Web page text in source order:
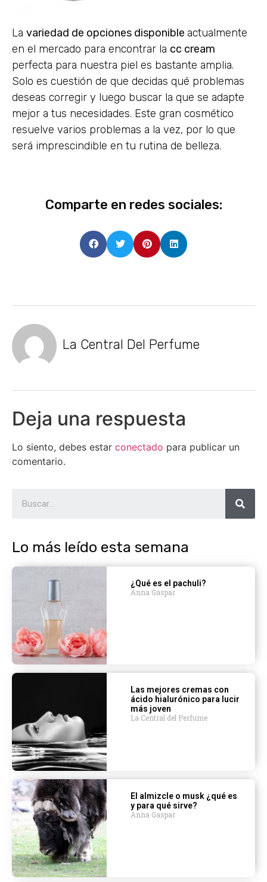
La variedad de opciones disponible actualmente
en el mercado para encontrar la cc cream
perfecta para nuestra piel es bastante amplia.
Solo es cuestión de que decidas qué problemas
deseas corregir y luego buscar la que se adapte
mejor a tus necesidades. Este gran cosmético
resuelve varios problemas a la vez, por lo que
será imprescindible en tu rutina de belleza.
Comparte en redes sociales:
La Central Del Perfume
Deja una respuesta
Lo siento, debes estar conectado para publicar un
comentario.
Lo más leído esta semana
¿Qué es el pachuli?
Anna Gaspar
Las mejores cremas con
ácido hialurónico para lucir
más joven
La Central del Perfume
El almizcle o musk ¿qué es
y para qué sirve?
Anna Gaspar